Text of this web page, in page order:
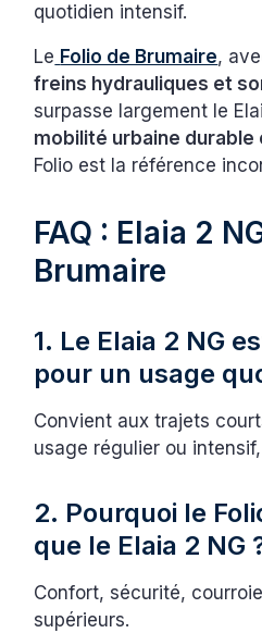
quotidien intensif.
Le Folio de Brumaire,
freins hydrauliques et
surpasse largement le
mobilité urbaine
Folio est la référence
FAQ : Elaia 2
Brumaire
1. Le Elaia 2 NG
pour un usage
Convient aux trajets
usage régulier ou
2. Pourquoi le
que le Elaia 2 NG
Confort, sécurité,
supérieurs.